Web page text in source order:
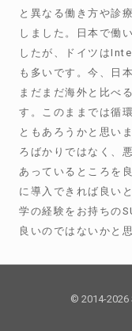
と異なる働き方や診
しました。日本で働
したが、ドイツは
も多いです。今、日
まだまだ海外と比べ
す。このままでは循
ともあろうかと思い
ろばかりではなく、
あっているところを
に導入できれば良い
学の経験をお持ちの
良いのではないかと
© 2014-2026